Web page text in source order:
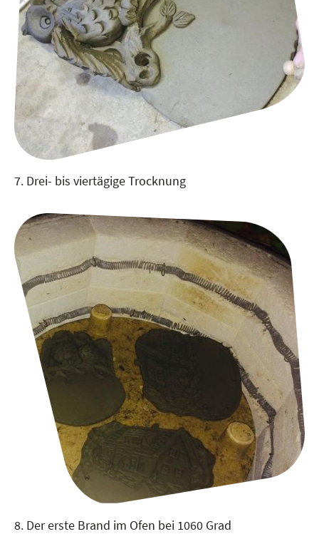
7. Drei- bis viertägige Trocknung
8. Der erste Brand im Ofen bei 1060 Grad